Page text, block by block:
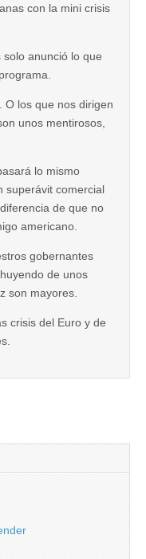
con la mini crisis
anunció lo que
O los que nos dirigen
unos mentirosos,
lo mismo
superávit comercial
de que no
americano.
gobernantes
de unos
son mayores.
crisis del Euro y de